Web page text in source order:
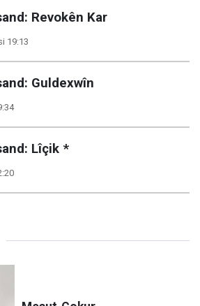
Revokên Kar
19:13
Guldexwîn
Lîçik *